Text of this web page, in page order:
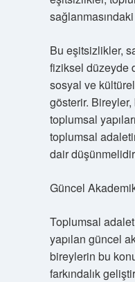
Bu eşitsizlikler,
fiziksel düzeyde
sosyal ve
gösterir.
toplumsal
toplumsal
dair
Güncel
Toplumsal
yapılan güncel
bireylerin bu
farkındalık